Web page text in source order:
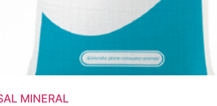
MINERAL